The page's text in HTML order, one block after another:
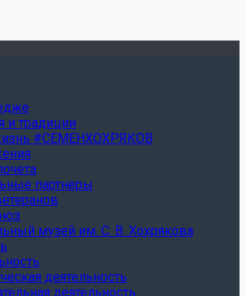
и традиции
#СЕМЕНХОХРЯКОВ
партнеры
музей им. С. В. Хохрякова
деятельность
деятельность